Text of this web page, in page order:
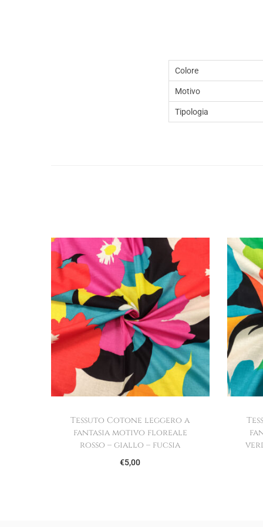
Colore
Motivo
Tipologia
Tessuto Cotone leggero a
fantasia motivo floreale
rosso – giallo – fucsia
€5,00